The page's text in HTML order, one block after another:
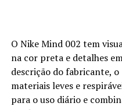
O Nike Mind 002 tem
na cor preta e detalhes
descrição do fabricante,
materiais leves e
para o uso diário e